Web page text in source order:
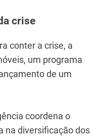
crise
conter a crise, a
um programa
de um
coordena o
na diversificação dos